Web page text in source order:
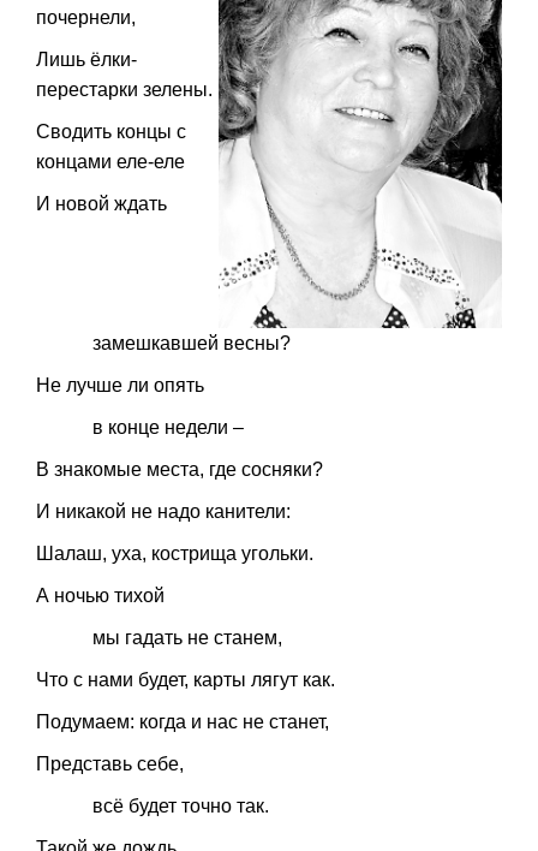
почернели,
Лишь ёлки-
перестарки зелены.
Сводить концы с
концами еле-еле
И новой ждать
замешкавшей весны?
Не лучше ли опять
в конце недели –
В знакомые места, где сосняки?
И никакой не надо канители:
Шалаш, уха, кострища угольки.
А ночью тихой
мы гадать не станем,
Что с нами будет, карты лягут как.
Подумаем: когда и нас не станет,
Представь себе,
всё будет точно так.